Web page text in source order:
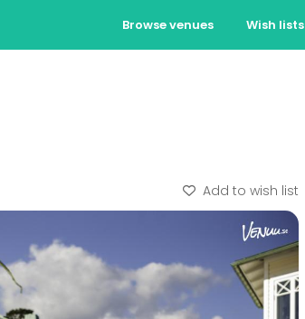
Browse venues Wish lists
Add to wish list